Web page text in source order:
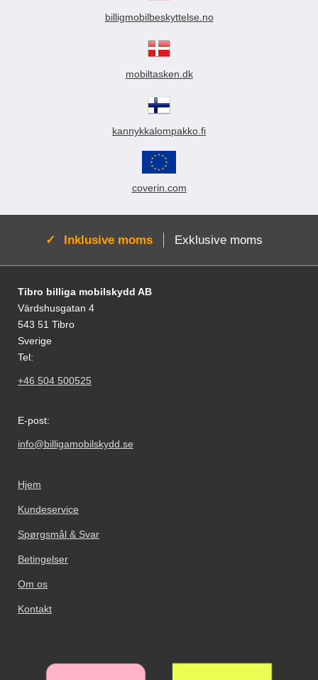
billigmobilbeskyttelse.no
mobiltasken.dk
kannykkalompakko.fi
coverin.com
Aktiv:
Inklusive moms Exklusive moms
Fodnoter Blandede oplysninger og links
Tibro billiga mobilskydd AB
Värdshusgatan 4
543 51 Tibro
Sverige
Tel:
+46 504 500525
E-post:
info@billigamobilskydd.se
Hjem
Kundeservice
Spørgsmål & Svar
Betingelser
Om os
Kontakt